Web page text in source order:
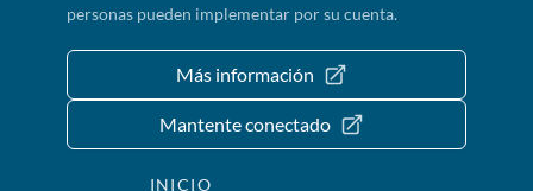
personas pueden implementar por su cuenta.
Más información
Mantente conectado
INICIO